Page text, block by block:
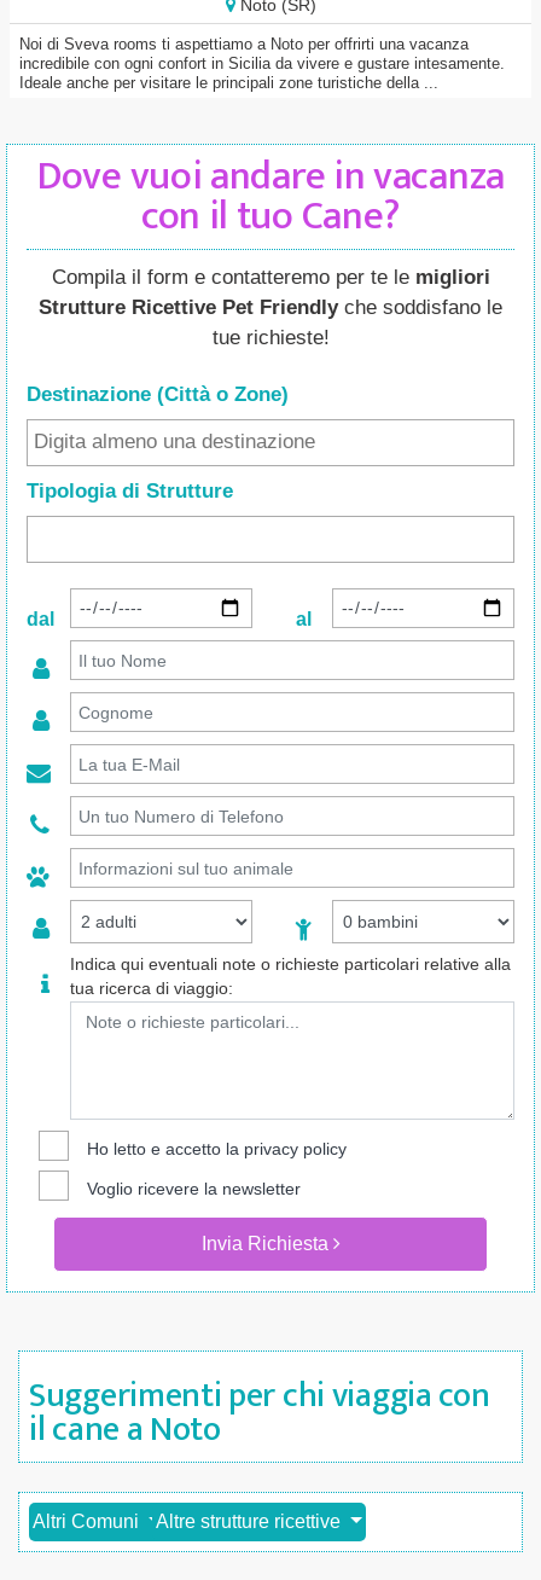
Noto (SR)
Noi di Sveva rooms ti aspettiamo a Noto per offrirti una vacanza
incredibile con ogni confort in Sicilia da vivere e gustare intesamente.
Ideale anche per visitare le principali zone turistiche della ...
Dove vuoi andare in vacanza
con il tuo Cane?
Compila il form e contatteremo per te le migliori
Strutture Ricettive Pet Friendlyche soddisfano le
tue richieste!
Destinazione (Città o Zone)
Tipologia di Strutture
dal al
Indica qui eventuali note o richieste particolari relative alla
tua ricerca di viaggio:
Ho letto e accetto la privacy policy
Voglio ricevere la newsletter
Invia Richiesta
Suggerimenti per chi viaggia con
il cane a Noto
Altri Comuni Altre strutture ricettive